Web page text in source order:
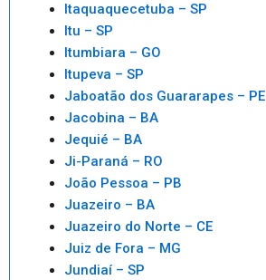
Itaquaquecetuba – SP
Itu – SP
Itumbiara – GO
Itupeva – SP
Jaboatão dos Guararapes – PE
Jacobina – BA
Jequié – BA
Ji-Paraná – RO
João Pessoa – PB
Juazeiro – BA
Juazeiro do Norte – CE
Juiz de Fora – MG
Jundiaí – SP